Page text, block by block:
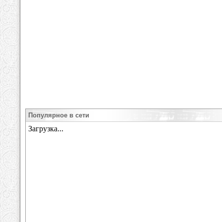
Популярное в сети